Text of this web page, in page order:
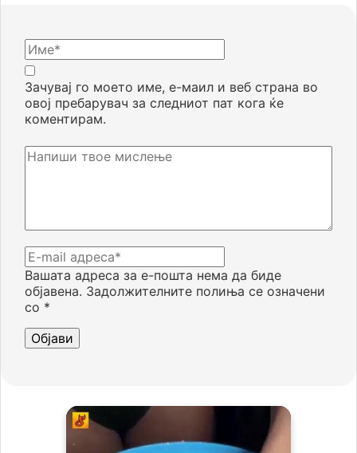
Вашата адреса за е-пошта нема да биде
објавена. Задолжителните полиња се означени
со *
Зачувај го моето име, е-маил и веб страна во
овој пребарувач за следниот пат кога ќе
коментирам.